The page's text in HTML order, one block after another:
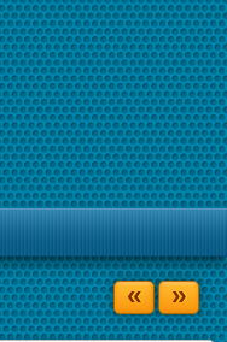
« »